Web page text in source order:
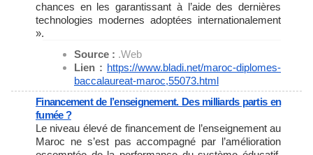
chances en les garantissant à l’aide des dernières
technologies modernes adoptées internationalement
».
Source : .Web
Lien : https://www.bladi.net/maroc-diplomes-
baccalaureat-maroc,55073.html
Financement de l’enseignement. Des milliards partis en
fumée ?
Le niveau élevé de financement de l’enseignement au
Maroc ne s’est pas accompagné par l’amélioration